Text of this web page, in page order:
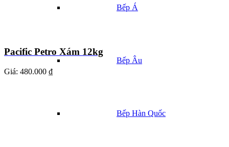
Bếp Á
Bếp Âu
Bếp Hàn Quốc
Pacific Petro Xám 12kg
Giá: 480.000 ₫